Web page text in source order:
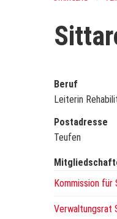
Beruf
Leiterin
Postadresse
Teufen
Kommission
Verwaltungsrat